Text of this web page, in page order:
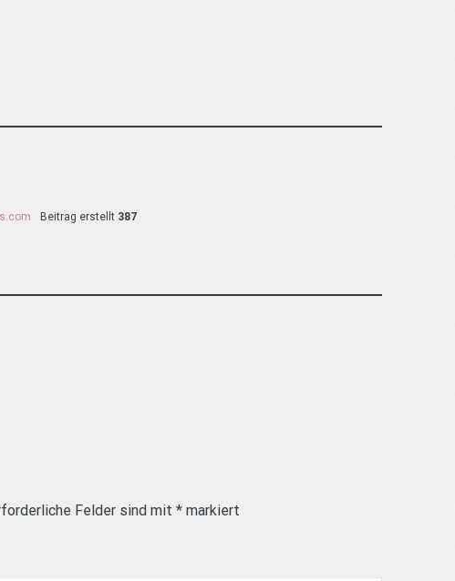
Beitrag erstellt 387
Felder sind mit * markiert